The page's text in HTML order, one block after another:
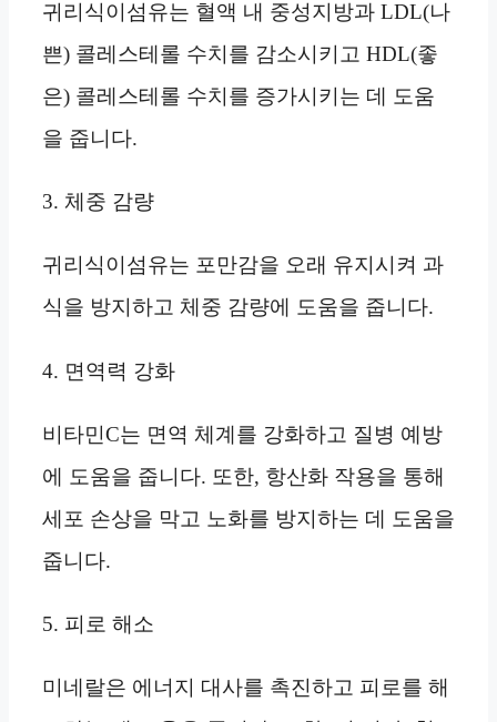
귀리식이섬유는 혈액 내 중성지방과 LDL(나
쁜) 콜레스테롤 수치를 감소시키고 HDL(좋
은) 콜레스테롤 수치를 증가시키는 데 도움
을 줍니다.
3. 체중 감량
귀리식이섬유는 포만감을 오래 유지시켜 과
식을 방지하고 체중 감량에 도움을 줍니다.
4. 면역력 강화
비타민C는 면역 체계를 강화하고 질병 예방
에 도움을 줍니다. 또한, 항산화 작용을 통해
세포 손상을 막고 노화를 방지하는 데 도움을
줍니다.
5. 피로 해소
미네랄은 에너지 대사를 촉진하고 피로를 해